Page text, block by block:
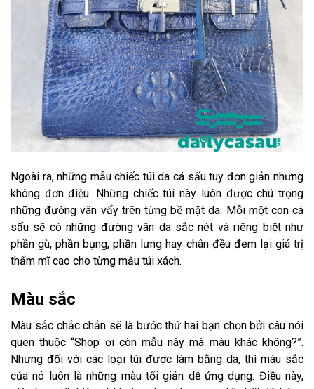
Ngoài ra, những mẫu chiếc túi da cá sấu tuy đơn giản nhưng
không đơn điệu. Những chiếc túi này luôn được chú trọng
những đường vân vẩy trên từng bề mặt da. Mỗi một con cá
sấu sẽ có những đường vân da sắc nét và riêng biệt như
phần gù, phần bụng, phần lưng hay chân đều đem lại giá trị
thẩm mĩ cao cho từng mẫu túi xách.
Màu sắc
Màu sắc chắc chắn sẽ là bước thứ hai bạn chọn bởi câu nói
quen thuộc “Shop ơi còn mẫu này mà màu khác không?”.
Nhưng đối với các loại túi được làm bằng da, thì màu sắc
của nó luôn là những màu tối giản dễ ứng dụng. Điều này,